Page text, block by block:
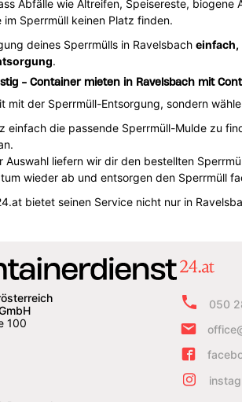
Abfälle wie Altreifen, Speisereste,
im Sperrmüll keinen Platz finden.
deines Sperrmülls in Ravelsbach einfach,
.
- Container mieten in Ravelsbach mit
mit der Sperrmüll-Entsorgung, sondern
einfach die passende Sperrmüll-Mulde zu
Auswahl liefern wir dir den bestellten
wieder ab und entsorgen den Sperrmüll
bietet seinen Service nicht nur in
100
050